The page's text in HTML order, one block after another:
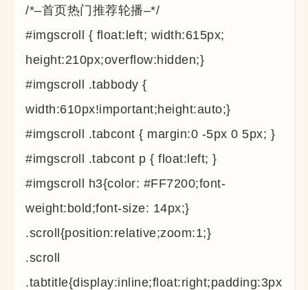
/*–首页热门推荐轮播–*/
#imgscroll { float:left; width:615px;
height:210px;overflow:hidden;}
#imgscroll .tabbody {
width:610px!important;height:auto;}
#imgscroll .tabcont { margin:0 -5px 0 5px; }
#imgscroll .tabcont p { float:left; }
#imgscroll h3{color: #FF7200;font-
weight:bold;font-size: 14px;}
.scroll{position:relative;zoom:1;}
.scroll
.tabtitle{display:inline;float:right;padding:3px